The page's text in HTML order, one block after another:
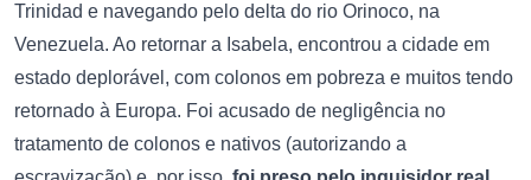
Trinidad e navegando pelo delta do rio Orinoco, na
Venezuela. Ao retornar a Isabela, encontrou a cidade em
estado deplorável, com colonos em pobreza e muitos tendo
retornado à Europa. Foi acusado de negligência no
tratamento de colonos e nativos (autorizando a